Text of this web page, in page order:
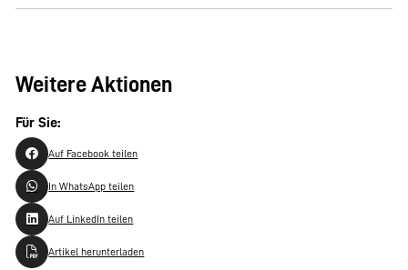
Weitere Aktionen
Für Sie:
Auf Facebook teilen
In WhatsApp teilen
Auf LinkedIn teilen
Artikel herunterladen